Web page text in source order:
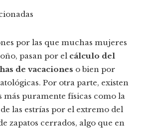
por las que muchas mujeres
pasan por el cálculo del
de vacaciones o bien por
Por otra parte, existen
más puramente físicas como la
las estrías por el extremo del
zapatos cerrados, algo que en